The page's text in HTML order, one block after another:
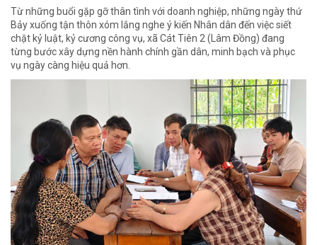
Từ những buổi gặp gỡ thân tình với doanh nghiệp, những ngày thứ
Bảy xuống tận thôn xóm lắng nghe ý kiến Nhân dân đến việc siết
chặt kỷ luật, kỷ cương công vụ, xã Cát Tiên 2 (Lâm Đồng) đang
từng bước xây dựng nền hành chính gần dân, minh bạch và phục
vụ ngày càng hiệu quả hơn.